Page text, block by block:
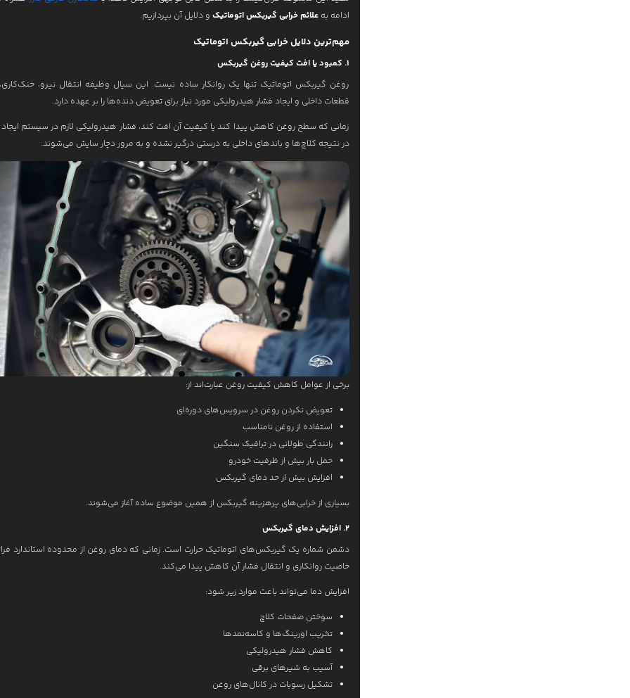
ادامه بهعلائم خرابی گیربکس اتوماتیک و دلایل آن بپردازیم.
مهم‌ترین دلایل خرابی گیربکس اتوماتیک
1. کمبود یا افت کیفیت روغن گیربکس
روغن گیربکس اتوماتیک تنها یک روانکار ساده نیست. این سیال وظیفه انتقال نیرو، خنک‌کاری،
قطعات داخلی و ایجاد فشار هیدرولیکی مورد نیاز برای تعویض دنده‌ها را بر عهده دارد.
زمانی که سطح روغن کاهش پیدا کند یا کیفیت آن افت کند، فشار هیدرولیکی لازم در سیستم
در نتیجه کلاچ‌ها و باندهای داخلی به درستی درگیر نشده و به مرور دچار سایش می‌شوند.
برخی از عوامل کاهش کیفیت روغن عبارت‌اند از:
تعویض نکردن روغن در سرویس‌های دوره‌ای
استفاده از روغن نامناسب
رانندگی طولانی در ترافیک سنگین
حمل بار بیش از ظرفیت خودرو
افزایش بیش از حد دمای گیربکس
بسیاری از خرابی‌های پرهزینه گیربکس از همین موضوع ساده آغاز می‌شوند.
2. افزایش دمای گیربکس
دشمن شماره یک گیربکس‌های اتوماتیک حرارت است. زمانی که دمای روغن از محدوده استاندارد
خاصیت روانکاری و انتقال فشار آن کاهش پیدا می‌کند.
افزایش دما می‌تواند باعث موارد زیر شود:
سوختن صفحات کلاچ
تخریب اورینگ‌ها و کاسه‌نمدها
کاهش فشار هیدرولیکی
آسیب به شیرهای برقی
تشکیل رسوبات در کانال‌های روغن